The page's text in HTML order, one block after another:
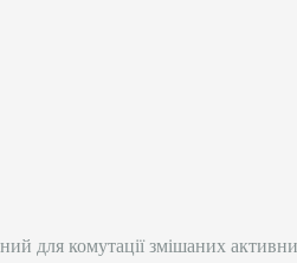
для комутації змішаних